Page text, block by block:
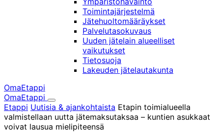
Toimintajärjestelmä
Jätehuoltomääräykset
Palvelutasokuvaus
Uuden jätelain alueelliset
vaikutukset
Tietosuoja
Lakeuden jätelautakunta
OmaEtappi
OmaEtappi
Haku
Olet
täällä:
Etappi Uutisia & ajankohtaista Etapin toimialueella
valmistellaan uutta jätemaksutaksaa – kuntien asukkaat
voivat lausua mielipiteensä